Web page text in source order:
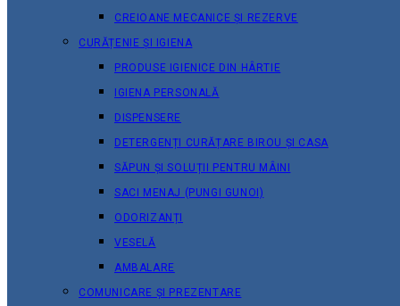
CREIOANE MECANICE ȘI REZERVE
CURĂȚENIE ȘI IGIENA
PRODUSE IGIENICE DIN HÂRTIE
IGIENA PERSONALĂ
DISPENSERE
DETERGENȚI CURĂȚARE BIROU ȘI CASA
SĂPUN ȘI SOLUȚII PENTRU MÂINI
SACI MENAJ (PUNGI GUNOI)
ODORIZANȚI
VESELĂ
AMBALARE
COMUNICARE ȘI PREZENTARE